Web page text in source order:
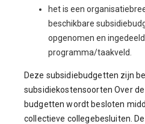
het is een
beschikbare
opgenomen en
programma/taakveld.
Deze subsidiebudgetten zijn
subsidiekostensoorten Over
budgetten wordt besloten
collectieve collegebesluiten.